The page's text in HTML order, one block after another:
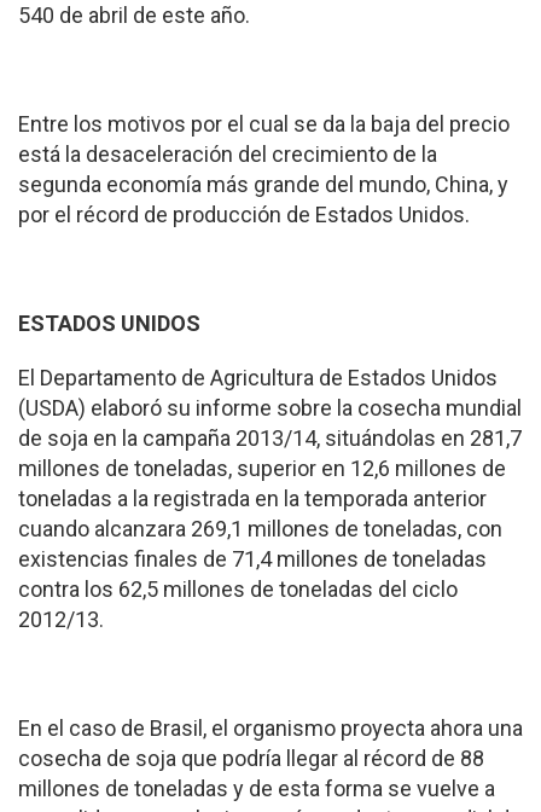
540 de abril de este año.
Entre los motivos por el cual se da la baja del precio
está la desaceleración del crecimiento de la
segunda economía más grande del mundo, China, y
por el récord de producción de Estados Unidos.
ESTADOS UNIDOS
El Departamento de Agricultura de Estados Unidos
(USDA) elaboró su informe sobre la cosecha mundial
de soja en la campaña 2013/14, situándolas en 281,7
millones de toneladas, superior en 12,6 millones de
toneladas a la registrada en la temporada anterior
cuando alcanzara 269,1 millones de toneladas, con
existencias finales de 71,4 millones de toneladas
contra los 62,5 millones de toneladas del ciclo
2012/13.
En el caso de Brasil, el organismo proyecta ahora una
cosecha de soja que podría llegar al récord de 88
millones de toneladas y de esta forma se vuelve a